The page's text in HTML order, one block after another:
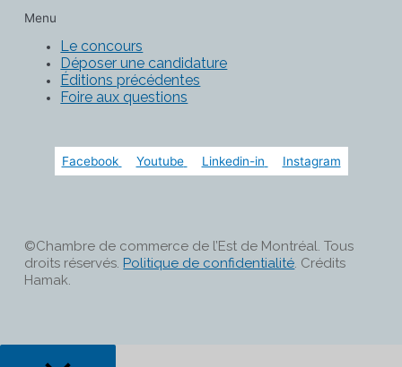
Menu
Le concours
Déposer une candidature
Éditions précédentes
Foire aux questions
Facebook Youtube Linkedin-in Instagram
©Chambre de commerce de l’Est de Montréal. Tous
droits réservés. Politique de confidentialité. Crédits
Hamak.